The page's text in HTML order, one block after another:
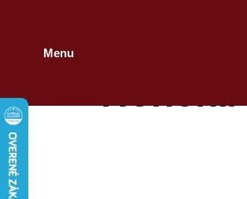
Menu